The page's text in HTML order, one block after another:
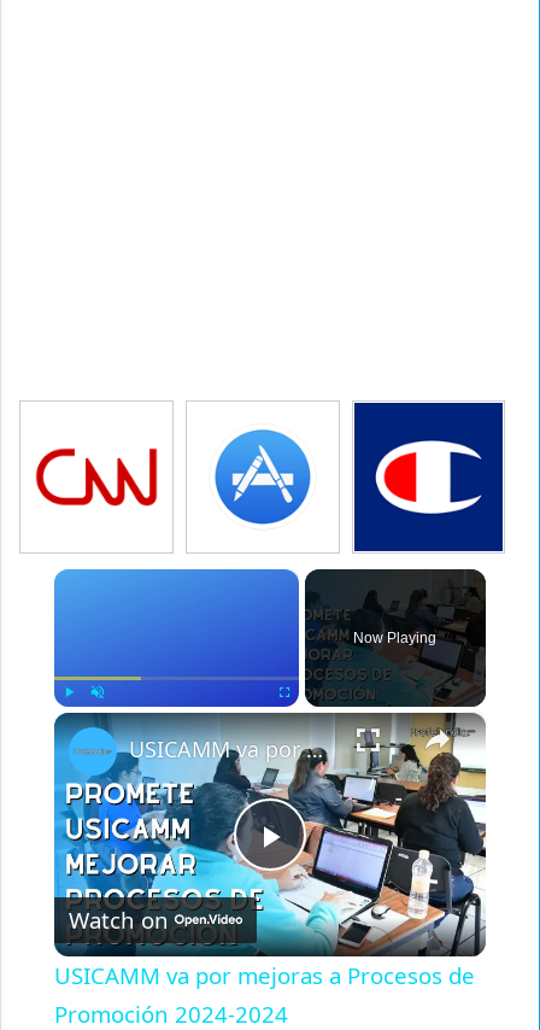
×
Unmute
Now Playing
×
Play
Video
USICAMM va por mejoras a Procesos de Promoción 2024-2024
Watch on
USICAMM va por mejoras a Procesos de
Promoción 2024-2024